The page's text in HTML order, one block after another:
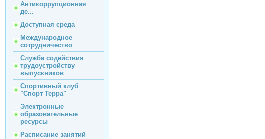
Антикоррупционная
де...
Доступная среда
Международное
сотрудничество
Служба содействия
трудоустройству
выпускников
Спортивный клуб
"Спорт Терра"
Электронные
образовательные
ресурсы
Расписание занятий